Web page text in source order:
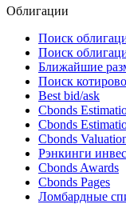
Облигации
Поиск
Поиск
Ближайшие
Поиск
Best bid/ask
Cbonds
Cbonds
Cbonds
Рэнкинги
Cbonds Awards
Cbonds Pages
Ломбардные